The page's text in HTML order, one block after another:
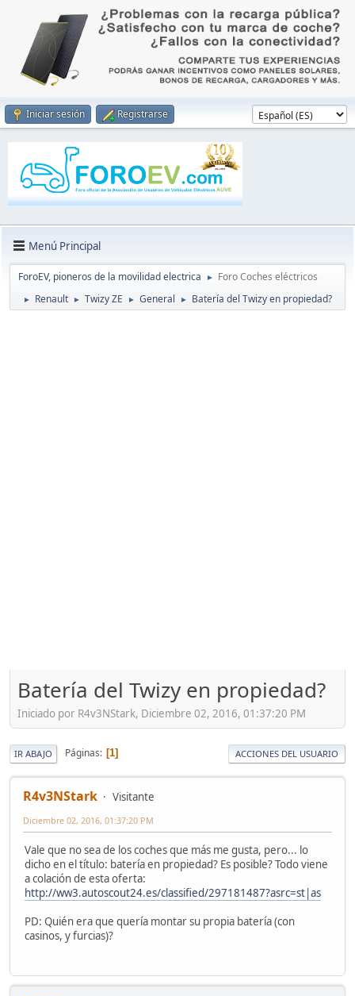
Iniciar sesión Registrarse
Menú Principal
ForoEV, pioneros de la movilidad electrica ► Foro Coches eléctricos
► Renault ► Twizy ZE ► General ► Batería del Twizy en propiedad?
Batería del Twizy en propiedad?
Iniciado por R4v3NStark, Diciembre 02, 2016, 01:37:20 PM
IR ABAJO Páginas 1 ACCIONES DEL USUARIO
R4v3NStark Visitante
Diciembre 02, 2016, 01:37:20 PM
Vale que no sea de los coches que más me gusta, pero... lo
dicho en el título: batería en propiedad? Es posible? Todo viene
a colación de esta oferta:
http://ww3.autoscout24.es/classified/297181487?asrc=st|as
PD: Quién era que quería montar su propia batería (con
casinos, y furcias)?